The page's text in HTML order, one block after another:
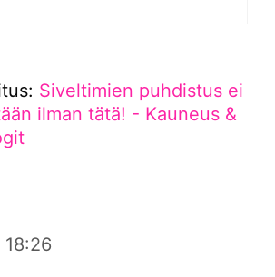
Siveltimien puhdistus ei
ilman tätä! - Kauneus &